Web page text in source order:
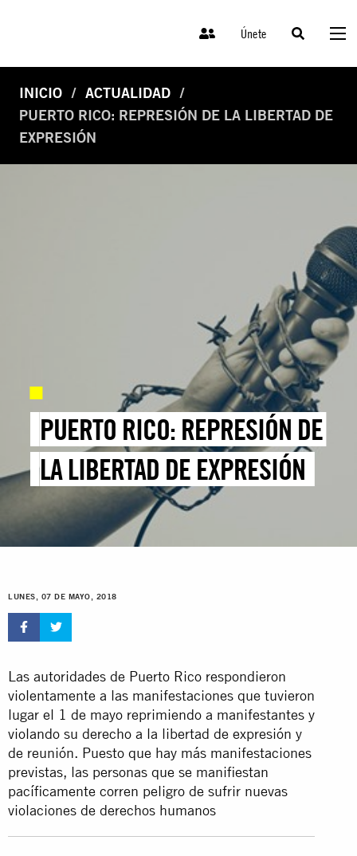
Únete
INICIO
ACTUALIDAD
PUERTO RICO: REPRESIÓN DE LA LIBERTAD DE
EXPRESIÓN
PUERTO RICO: REPRESIÓN DE
LA LIBERTAD DE EXPRESIÓN
LUNES, 07 DE MAYO, 2018
Las autoridades de Puerto Rico respondieron
violentamente a las manifestaciones que tuvieron
lugar el 1 de mayo reprimiendo a manifestantes y
violando su derecho a la libertad de expresión y
de reunión. Puesto que hay más manifestaciones
previstas, las personas que se manifiestan
pacíficamente corren peligro de sufrir nuevas
violaciones de derechos humanos